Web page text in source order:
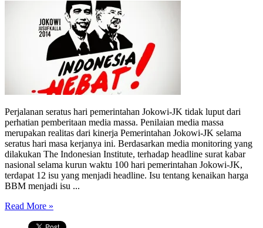
Perjalanan seratus hari pemerintahan Jokowi-JK tidak luput dari
perhatian pemberitaan media massa. Penilaian media massa
merupakan realitas dari kinerja Pemerintahan Jokowi-JK selama
seratus hari masa kerjanya ini. Berdasarkan media monitoring yang
dilakukan The Indonesian Institute, terhadap headline surat kabar
nasional selama kurun waktu 100 hari pemerintahan Jokowi-JK,
terdapat 12 isu yang menjadi headline. Isu tentang kenaikan harga
BBM menjadi isu ...
Read More »